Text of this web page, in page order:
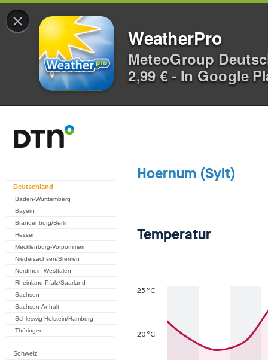
×
WeatherPro
MeteoGroup
2,99 € - In Google
Deutschland
Baden-Württemberg
Bayern
Brandenburg/Berlin
Hessen
Mecklenburg-Vorpommern
Niedersachsen/Bremen
Nordrhein-Westfalen
Rheinland-Pfalz/Saarland
Sachsen
Sachsen-Anhalt
Schleswig-Holstein/Hamburg
Thüringen
Schweiz